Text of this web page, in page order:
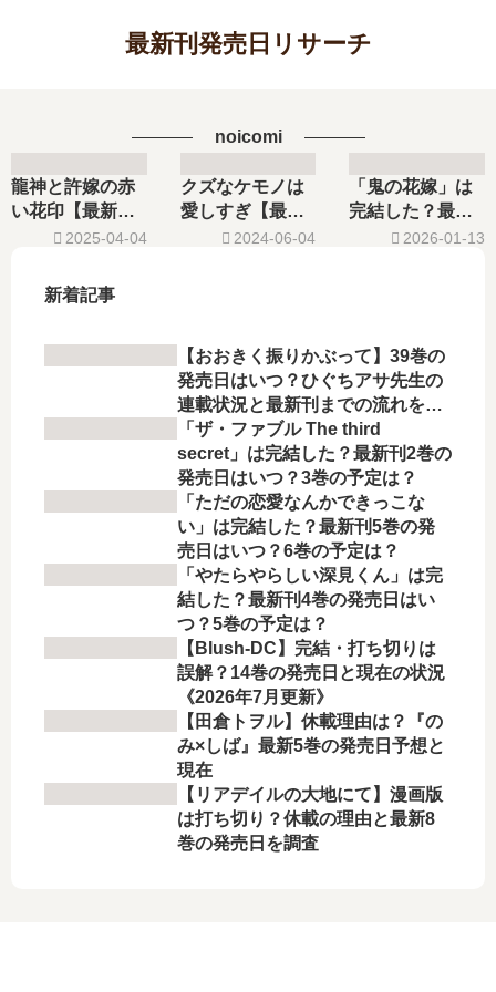
最新刊発売日リサーチ
noicomi
龍神と許嫁の赤
い花印【最新
刊】3巻の発売
はいつ？完結し
た？
2025-04-04
クズなケモノは
愛しすぎ【最新
刊】7巻の発売日
2024-06-04
「鬼の花嫁」は
完結した？最新
刊9巻の発売日は
2026-01-13
新着記事
【おおきく振りかぶって】39巻の
発売日はいつ？ひぐちアサ先生の
連載状況と最新刊までの流れを徹
底解説
「ザ・ファブル The third
secret」は完結した？最新刊2巻の
発売日はいつ？3巻の予定は？
「ただの恋愛なんかできっこな
い」は完結した？最新刊5巻の発
売日はいつ？6巻の予定は？
「やたらやらしい深見くん」は完
結した？最新刊4巻の発売日はい
つ？5巻の予定は？
【Blush-DC】完結・打ち切りは
誤解？14巻の発売日と現在の状況
《2026年7月更新》
【田倉トヲル】休載理由は？『の
み×しば』最新5巻の発売日予想と
現在
【リアデイルの大地にて】漫画版
は打ち切り？休載の理由と最新8
巻の発売日を調査